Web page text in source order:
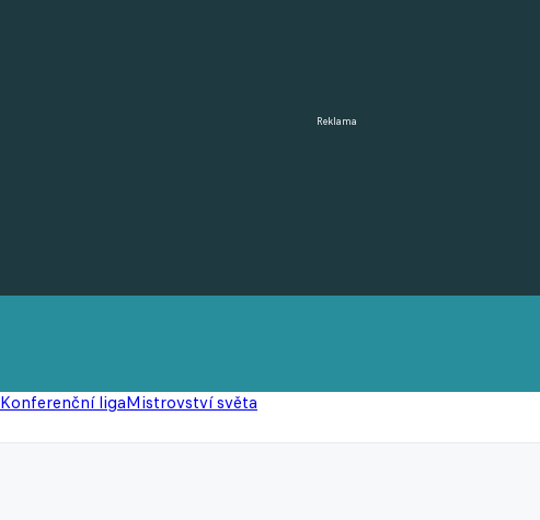
Reklama
Konferenční ligaMistrovství světa